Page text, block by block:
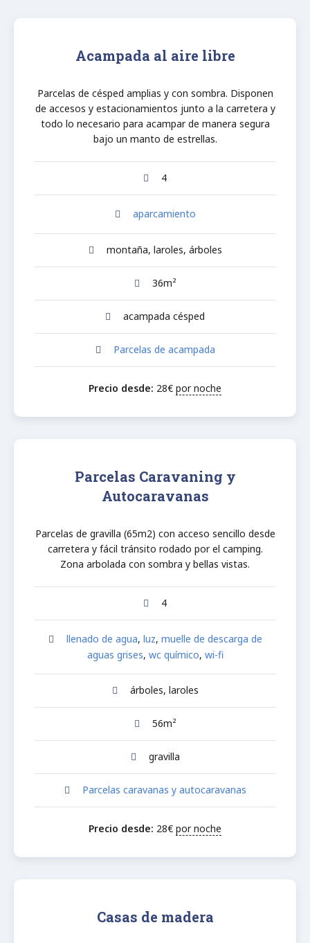
Acampada al aire libre
Parcelas de césped amplias y con sombra. Disponen
de accesos y estacionamientos junto a la carretera y
todo lo necesario para acampar de manera segura
bajo un manto de estrellas.
4
aparcamiento
montaña, laroles, árboles
36m²
acampada césped
Parcelas de acampada
Precio desde: 28€ por noche
Parcelas Caravaning y
Autocaravanas
Parcelas de gravilla (65m2) con acceso sencillo desde
carretera y fácil tránsito rodado por el camping.
Zona arbolada con sombra y bellas vistas.
4
llenado de agua, luz, muelle de descarga de
aguas grises, wc químico, wi-fi
árboles, laroles
56m²
gravilla
Parcelas caravanas y autocaravanas
Precio desde: 28€ por noche
Casas de madera